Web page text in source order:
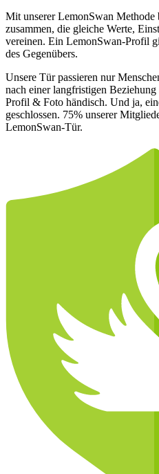
Mit unserer LemonSwan
zusammen, die gleiche Werte,
vereinen. Ein LemonSwan-Profil
des Gegenübers.
Unsere Tür passieren nur
nach einer langfristigen
Profil & Foto händisch. Und ja,
geschlossen. 75% unserer
LemonSwan-Tür.